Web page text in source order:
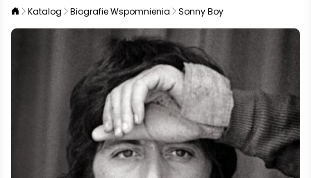
Katalog Biografie Wspomnienia Sonny Boy